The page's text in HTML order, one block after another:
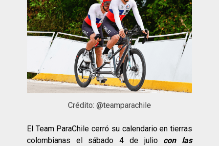
Crédito: @teamparachile
El Team ParaChile cerró su calendario en tierras
colombianas el sábado 4 de julio con las